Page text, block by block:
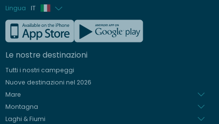
Lingua IT
Francese
Inglese
Tedesco
Spagnolo
Le nostre destinazioni
Tutti i nostri campeggi
Nuove destinazioni nel 2026
Mare
Montagna
Laghi & Fiumi